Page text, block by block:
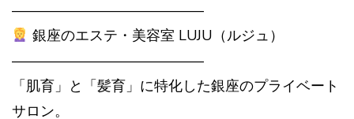
—————————————–
銀座のエステ・美容室 LUJU（ルジュ）
—————————————–
「肌育」と「髪育」に特化した銀座のプライベート
サロン。